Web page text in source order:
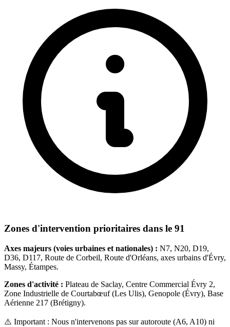
Zones d'intervention prioritaires dans le 91
Axes majeurs (voies urbaines et nationales) : N7, N20, D19,
D36, D117, Route de Corbeil, Route d'Orléans, axes urbains d'Évry,
Massy, Étampes.
Zones d'activité : Plateau de Saclay, Centre Commercial Évry 2,
Zone Industrielle de Courtabœuf (Les Ulis), Genopole (Évry), Base
Aérienne 217 (Brétigny).
⚠️ Important : Nous n'intervenons pas sur autoroute (A6, A10) ni